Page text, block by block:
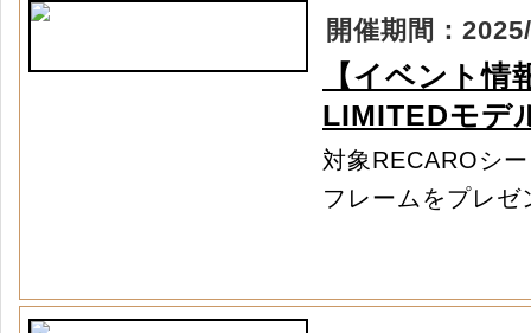
開催期間：
【イベント
LIMITEDモデ
対象RECAROシ
フレームをプレ